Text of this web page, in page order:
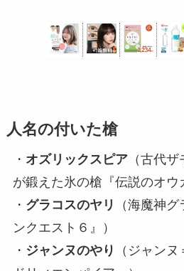
人名の付いた槍
・ オズリックスピア（古代ザ
が鍛えた氷の槍『伝説のオウ
・ グラコスのヤリ
（海魔神
ンクエスト６』）
・ ジャンヌのやり
（ジャン